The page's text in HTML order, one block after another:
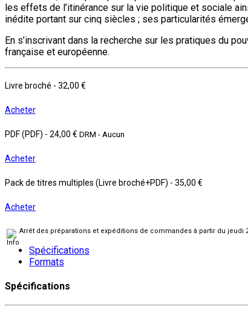
les effets de l’itinérance sur la vie politique et sociale
inédite portant sur cinq siècles ; ses particularités
En s’inscrivant dans la recherche sur les pratiques du
française et européenne.
Livre broché - 32,00 €
Acheter
PDF (PDF) - 24,00 € DRM - Aucun
Acheter
Pack de titres multiples (Livre broché+PDF) - 35,00 €
Acheter
Arrêt des préparations et expéditions de commandes à partir du
Spécifications
Formats
Spécifications